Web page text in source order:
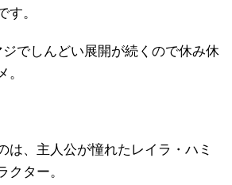
す。
でしんどい展開が続くので休み休
。
は、主人公が憧れたレイラ・ハミ
クター。